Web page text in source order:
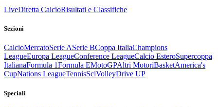
LiveDiretta CalcioRisultati e Classifiche
Sezioni
CalcioMercatoSerie ASerie BCoppa ItaliaChampions
LeagueEuropa LeagueConference LeagueCalcio EsteroSupercoppa
ItalianaFormula 1Formula EMotoGPAltri MotoriBasketAmerica's
CupNations LeagueTennisSciVolleyDrive UP
Speciali